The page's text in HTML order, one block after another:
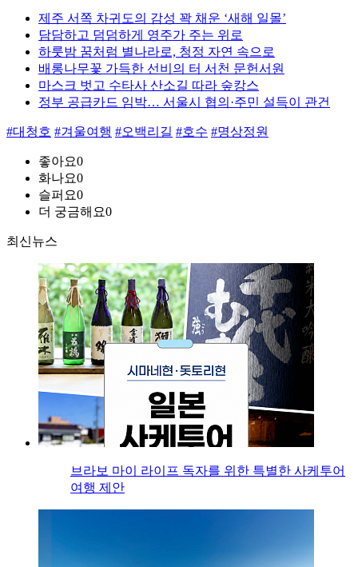
제주 서쪽 차귀도의 감성 꽉 채운 ‘새해 일몰’
담담하고 덤덤하게 영주가 주는 위로
하룻밤 꿈처럼 별나라로, 청정 자연 속으로
배롱나무꽃 가득한 선비의 터 서천 문헌서원
마스크 벗고 수타사 산소길 따라 숲캉스
정부 공급카드 임박… 서울시 협의·주민 설득이 관건
#대청호 #겨울여행 #오백리길 #호수 #명상정원
좋아요0
화나요0
슬퍼요0
더 궁금해요0
최신뉴스
브라보 마이 라이프 독자를 위한 특별한 사케투어
여행 제안